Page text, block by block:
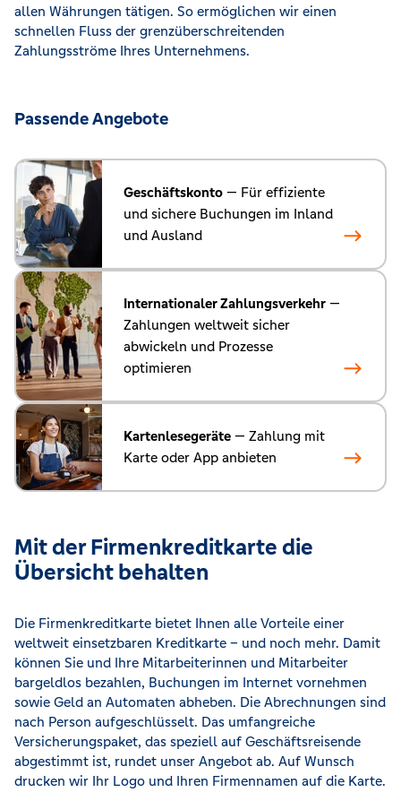
allen Währungen tätigen. So ermöglichen wir einen
schnellen Fluss der grenzüberschreitenden
Zahlungsströme Ihres Unternehmens.
Passende Angebote
Geschäftskonto — Für effiziente
und sichere Buchungen im Inland
und Ausland
Internationaler Zahlungsverkehr —
Zahlungen weltweit sicher
abwickeln und Prozesse
optimieren
Kartenlesegeräte — Zahlung mit
Karte oder App anbieten
Mit der Firmenkreditkarte die
Übersicht behalten
Die Firmenkreditkarte bietet Ihnen alle Vorteile einer
weltweit einsetzbaren Kreditkarte – und noch mehr. Damit
können Sie und Ihre Mitarbeiterinnen und Mitarbeiter
bargeldlos bezahlen, Buchungen im Internet vornehmen
sowie Geld an Automaten abheben. Die Abrechnungen sind
nach Person aufgeschlüsselt. Das umfangreiche
Versicherungspaket, das speziell auf Geschäftsreisende
abgestimmt ist, rundet unser Angebot ab. Auf Wunsch
drucken wir Ihr Logo und Ihren Firmennamen auf die Karte.